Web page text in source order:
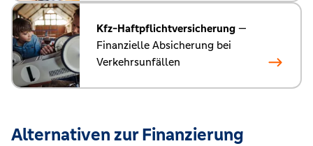
Kfz-Haftpflichtversicherung —
Finanzielle Absicherung bei
Verkehrsunfällen
Alternativen zur Finanzierung